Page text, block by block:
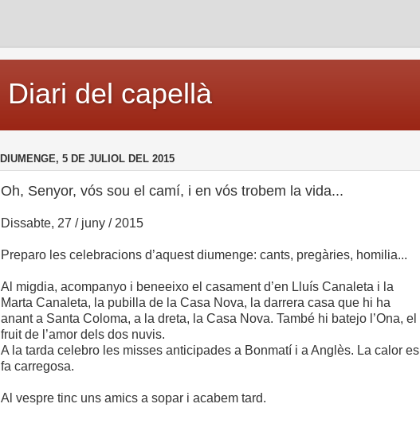
Diari del capellà
DIUMENGE, 5 DE JULIOL DEL 2015
Oh, Senyor, vós sou el camí, i en vós trobem la vida...
Dissabte, 27 / juny / 2015
Preparo les celebracions d’aquest diumenge: cants, pregàries, homilia...
Al migdia, acompanyo i beneeixo el casament d’en Lluís Canaleta i la
Marta Canaleta, la pubilla de la Casa Nova, la darrera casa que hi ha
anant a Santa Coloma, a la dreta, la Casa Nova. També hi batejo l’Ona, el
fruit de l’amor dels dos nuvis.
A la tarda celebro les misses anticipades a Bonmatí i a Anglès. La calor es
fa carregosa.
Al vespre tinc uns amics a sopar i acabem tard.